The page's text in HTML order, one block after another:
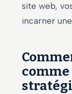
site web,
incarner